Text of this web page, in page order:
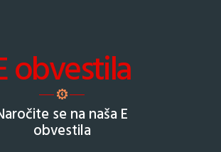
obvestila
se na naša E
obvestila